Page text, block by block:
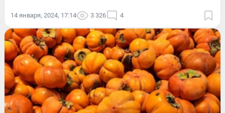
14 января, 2024, 17:14 3 326 4